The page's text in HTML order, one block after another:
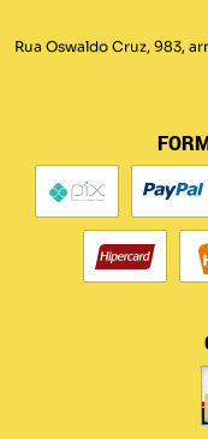
Rua Oswaldo Cruz, 983,